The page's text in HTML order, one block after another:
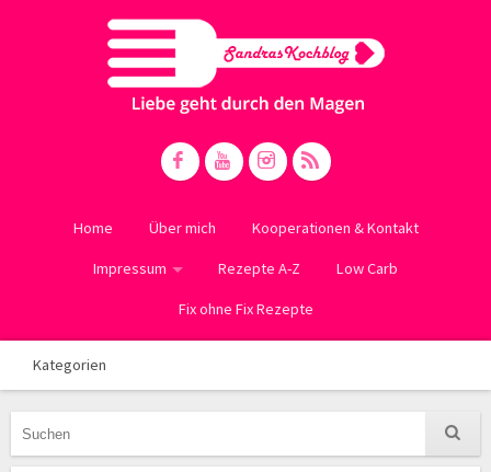
Home Über mich Kooperationen & Kontakt
Impressum Rezepte A-Z Low Carb
Fix ohne Fix Rezepte
Kategorien